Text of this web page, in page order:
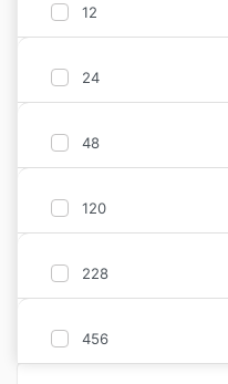
12
24
48
120
228
456